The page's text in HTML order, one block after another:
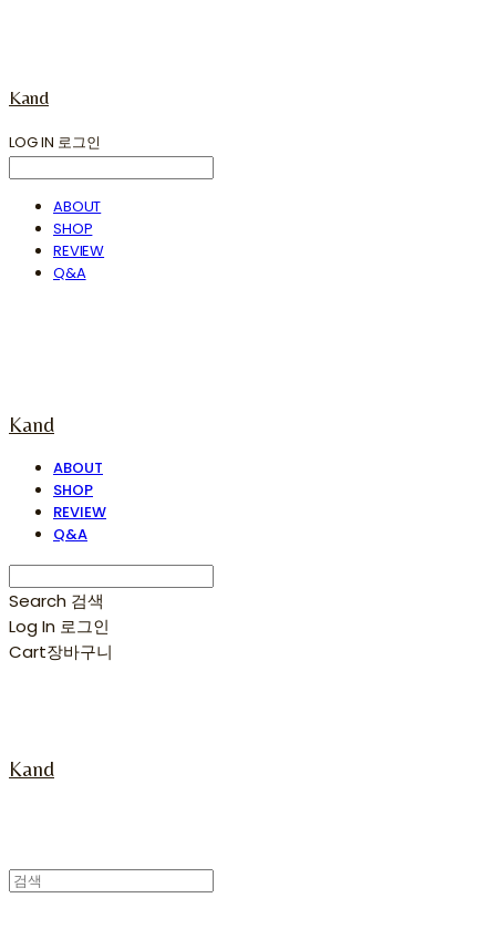
Kand
LOG IN 로그인
ABOUT
SHOP
REVIEW
Q&A
Kand
ABOUT
SHOP
REVIEW
Q&A
Search 검색
Log In 로그인
Cart장바구니
Kand